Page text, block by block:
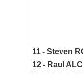
11 - Steven
12 - Raul